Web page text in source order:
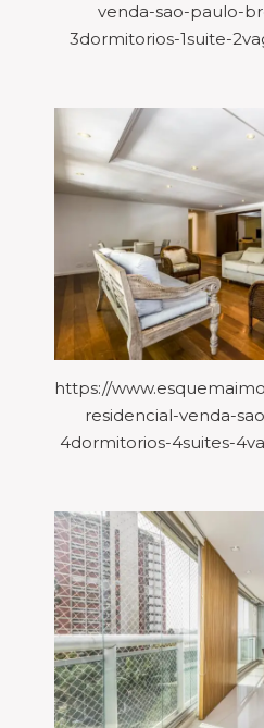
venda-sao-paulo-
3dormitorios-1suite-
https://
residencial-venda-
4dormitorios-4suites-